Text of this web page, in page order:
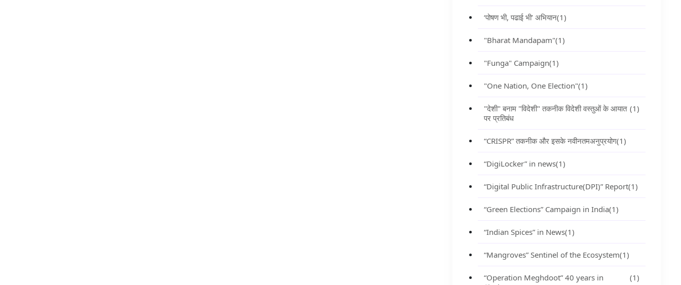
‘पोषण भी, पढाई भी’ अभियान(1)
"Bharat Mandapam"(1)
"Funga" Campaign(1)
"One Nation, One Election"(1)
"देशी" बनाम "विदेशी" तकनीक विदेशी वस्तुओं के आयात
पर प्रतिबंध
(1)
“CRISPR” तकनीक और इसके नवीनतमअनुप्रयोग(1)
“DigiLocker” in news(1)
“Digital Public Infrastructure(DPI)” Report(1)
“Green Elections” Campaign in India(1)
“Indian Spices” in News(1)
“Mangroves” Sentinel of the Ecosystem(1)
“Operation Meghdoot” 40 years in
(1)